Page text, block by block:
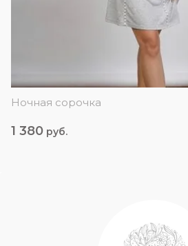
Ночная сорочка
1 380 руб.